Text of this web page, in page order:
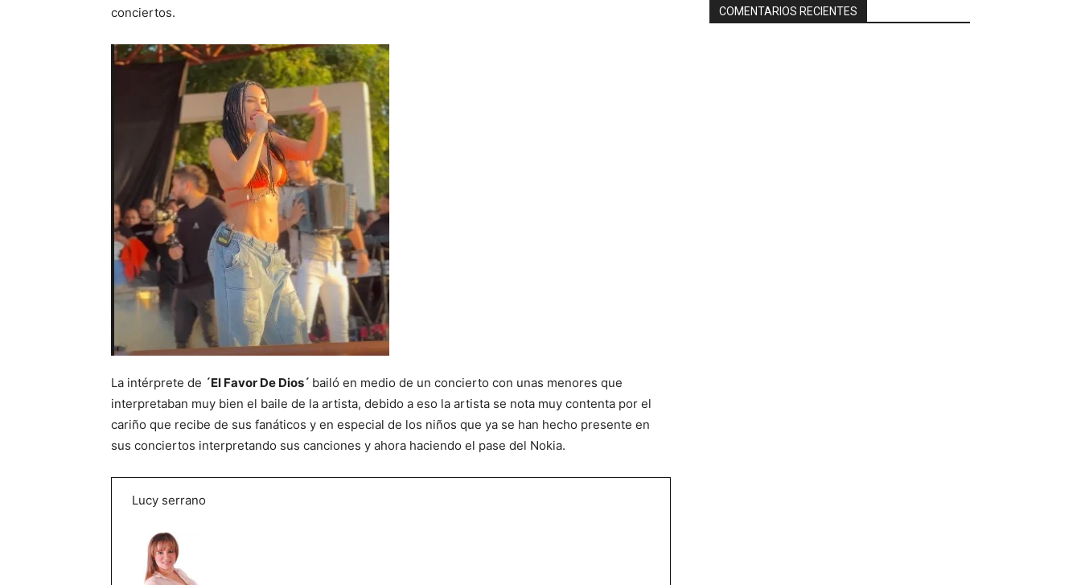
conciertos.
La intérprete de ´El Favor De Dios´ bailó en medio de un concierto con unas menores que
interpretaban muy bien el baile de la artista, debido a eso la artista se nota muy contenta por el
cariño que recibe de sus fanáticos y en especial de los niños que ya se han hecho presente en
sus conciertos interpretando sus canciones y ahora haciendo el pase del Nokia.
Lucy serrano
COMENTARIOS RECIENTES